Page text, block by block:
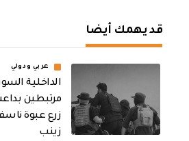
قد يهمك أيضا
عربي ودولي
الداخلية
مرتبطين
زرع عبوة
زينب